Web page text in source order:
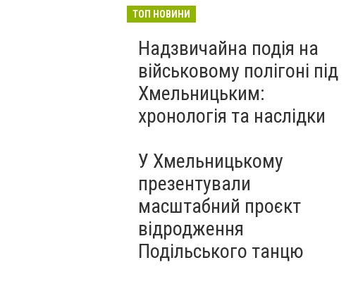
протипухлинному центрі
запрацював новий
томограф
Паперовий флот замість
Чорноморського: як реальні
втрати Росії перетворилися
на дитячу аплікацію
23:42
27 липня
ТОП НОВИНИ
Надзвичайна подія на
військовому полігоні під
Хмельницьким:
хронологія та наслідки
У Хмельницькому
презентували
масштабний проєкт
відродження
Подільського танцю